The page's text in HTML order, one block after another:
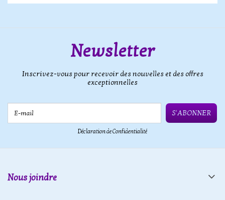
Newsletter
Inscrivez-vous pour recevoir des nouvelles et des offres
exceptionnelles
S'ABONNER
Déclaration de Confidentialité
Nous joindre